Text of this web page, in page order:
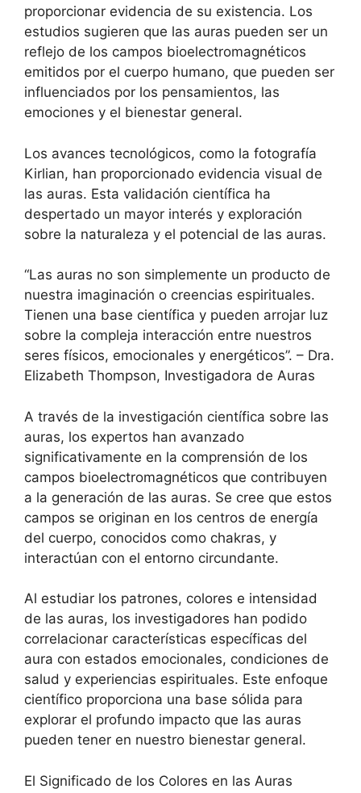
proporcionar evidencia de su existencia. Los
estudios sugieren que las auras pueden ser un
reflejo de los campos bioelectromagnéticos
emitidos por el cuerpo humano, que pueden ser
influenciados por los pensamientos, las
emociones y el bienestar general.
Los avances tecnológicos, como la fotografía
Kirlian, han proporcionado evidencia visual de
las auras. Esta validación científica ha
despertado un mayor interés y exploración
sobre la naturaleza y el potencial de las auras.
“Las auras no son simplemente un producto de
nuestra imaginación o creencias espirituales.
Tienen una base científica y pueden arrojar luz
sobre la compleja interacción entre nuestros
seres físicos, emocionales y energéticos”. – Dra.
Elizabeth Thompson, Investigadora de Auras
A través de la investigación científica sobre las
auras, los expertos han avanzado
significativamente en la comprensión de los
campos bioelectromagnéticos que contribuyen
a la generación de las auras. Se cree que estos
campos se originan en los centros de energía
del cuerpo, conocidos como chakras, y
interactúan con el entorno circundante.
Al estudiar los patrones, colores e intensidad
de las auras, los investigadores han podido
correlacionar características específicas del
aura con estados emocionales, condiciones de
salud y experiencias espirituales. Este enfoque
científico proporciona una base sólida para
explorar el profundo impacto que las auras
pueden tener en nuestro bienestar general.
El Significado de los Colores en las Auras